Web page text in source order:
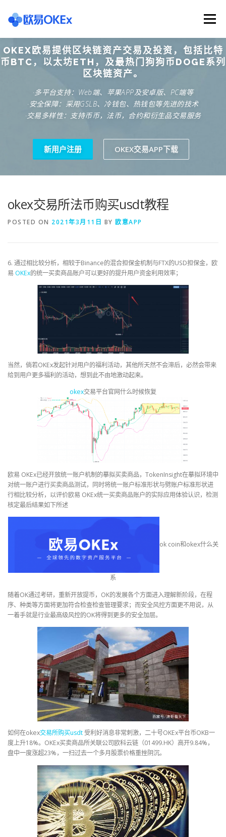
content
Menu
欧意交易所 关于欧意OKX 欧意APP下载
欧意注册网址 欧意交易下载 欧意团队
OKEX欧易提供区块链资产交易及投资，包括比特
币BTC，以太坊ETH，及最热门狗狗币DOGE系列
区块链资产。
·多平台支持：Web端、苹果APP及安卓版、PC端等
·安全保障：采用GSLB、冷钱包、热钱包等先进的技术
·交易多样性：支持币币，法币，合约和衍生品交易服务
新用户注册 OKEX交易APP下载
okex交易所法币购买usdt教程
POSTED ON 2021年3月11日 BY 欧意APP
6. 通过相比较分析，相较于Binance的混合担保金机制与FTX的USD担保金，欧
易 OKEx的统一买卖商品账户可以更好的提升用户资金利用效率；
当然，倘若OKEx发起针对用户的福利活动，其他所天然不会滞后，必然会带来
给到用户更多福利的活动，想到此不由地激动起来。
okex交易平台官网什么时候恢复
欧易 OKEx已经开放统一账户机制的摹拟买卖商品，TokenInsight在摹拟环境中
对统一账户进行买卖商品测试，同时将统一账户标准形状与劈账户标准形状进
行相比较分析，以评价欧易 OKEx统一买卖商品账户的实际应用体验认识，检测
核定最后结果如下所述
ok coin和okex什么关
系
随着OK通过考研，重新开放提币，OK的发展各个方面进入理解新阶段，在程
序、种类等方面将更加符合检查检查管理要求；而安全风控方面更不用说，从
一着手就是行业最高级风控的OK将得到更多的安全加层。
如何在okex交易所购买usdt 受利好消息非常刺激，二十号OKEx平台币OKB一
度上升18%。OKEx买卖商品所关联公司欧科云链（01499.HK）高开9.84%，
盘中一度涨超23%，一扫过去一个多月股票价格重挫阴沉。